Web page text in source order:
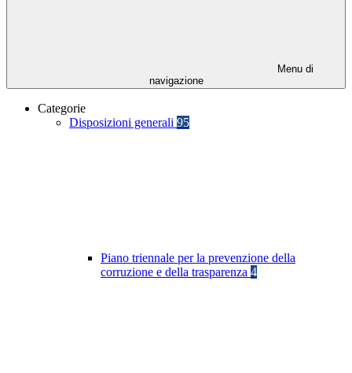
Menu di
navigazione
Categorie
Disposizioni generali 95
Piano triennale per la prevenzione della
corruzione e della trasparenza 4